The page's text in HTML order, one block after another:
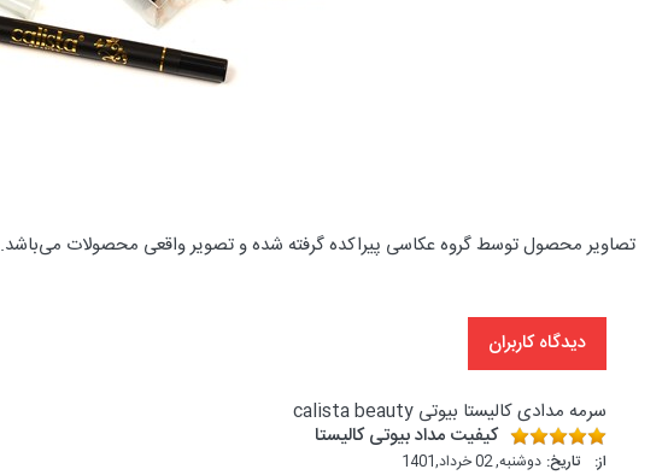
تصاویر محصول توسط گروه عکاسی پیراکده گرفته شده و تصویر واقعی محصولات می‌باشد.
دیدگاه کاربران
سرمه مدادی کالیستا بیوتی calista beauty
کیفیت مداد بیوتی کالیستا
از: تاریخ: دوشنبه, 02 خرداد,1401